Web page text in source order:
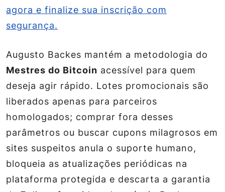
agora e finalize sua inscrição com
segurança.
Augusto Backes mantém a metodologia do
Mestres do Bitcoin acessível para quem
deseja agir rápido. Lotes promocionais são
liberados apenas para parceiros
homologados; comprar fora desses
parâmetros ou buscar cupons milagrosos em
sites suspeitos anula o suporte humano,
bloqueia as atualizações periódicas na
plataforma protegida e descarta a garantia